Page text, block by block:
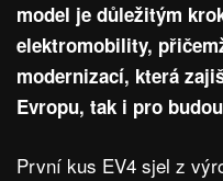
model je důležitým
elektromobility,
modernizací, která
Evropu, tak i pro
První kus EV4 sjel z